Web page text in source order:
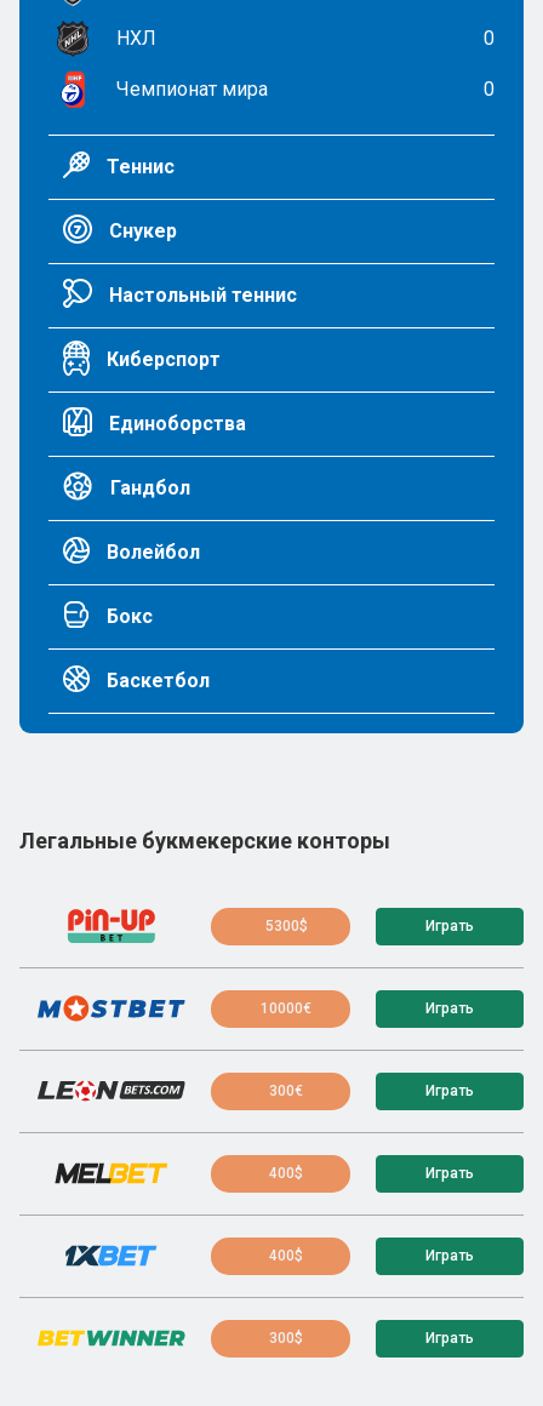
НХЛ 0
Чемпионат мира 0
Теннис
Снукер
Настольный теннис
Киберспорт
Единоборства
Гандбол
Волейбол
Бокс
Баскетбол
Легальные букмекерские конторы
5300$ Играть
10000€ Играть
300€ Играть
400$ Играть
400$ Играть
300$ Играть